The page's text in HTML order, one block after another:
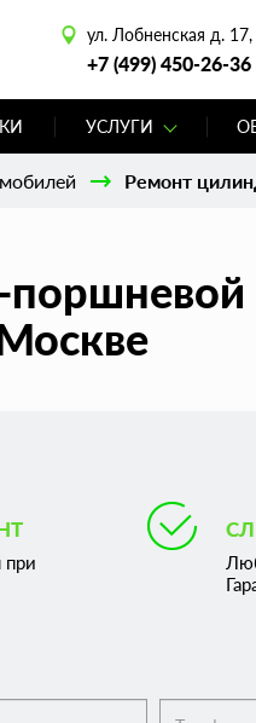
ул. Лобненская д. 17,
+7 (499) 450-26-36
УСЛУГИ
Ремонт
при